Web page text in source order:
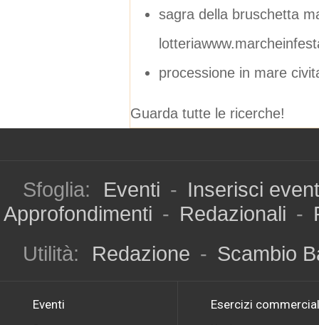
sagra della bruschetta
processione in mare
Guarda tutte le ricerche!
Sfoglia: Eventi - Inserisci
Approfondimenti - Redazionali -
Utilità:
Redazione - Scambio
Eventi Esercizi